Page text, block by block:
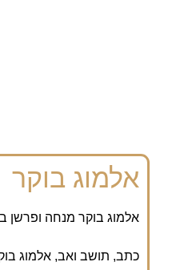
אלמוג בוקר
אלמוג בוקר מנחה ופרשן
כתב, תושב ואב, אלמוג